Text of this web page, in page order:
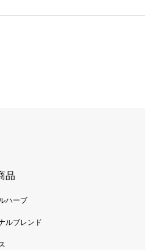
品
ハーブ
ルブレンド